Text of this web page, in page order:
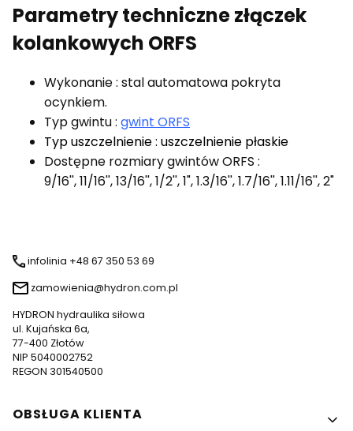
Parametry techniczne złączek
kolankowych ORFS
Wykonanie : stal automatowa pokryta
ocynkiem.
Typ gwintu : gwint ORFS
Typ uszczelnienie : uszczelnienie płaskie
Dostępne rozmiary gwintów ORFS :
9/16'', 11/16'', 13/16'', 1/2'', 1", 1.3/16'', 1.7/16'', 1.11/16'', 2"
infolinia +48 67 350 53 69
zamowienia@hydron.com.pl
HYDRON hydraulika siłowa
ul. Kujańska 6a,
77-400 Złotów
NIP 5040002752
REGON 301540500
Linki w stopce
OBSŁUGA KLIENTA